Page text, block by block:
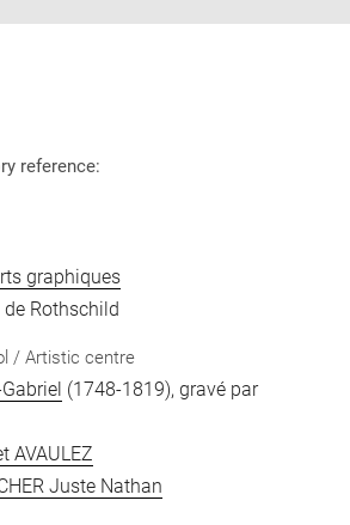
reference:
graphiques
Rothschild
/ Artistic centre
(1748-1819), gravé par
AVAULEZ
Juste Nathan